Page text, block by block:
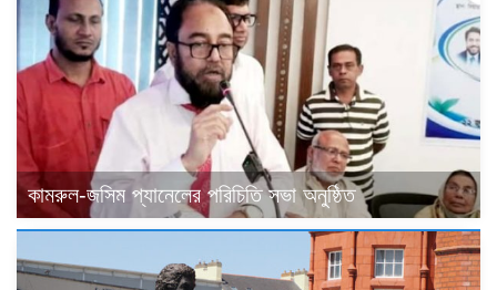
কামরুল-জসিম প্যানেলের পরিচিতি সভা অনুষ্ঠিত